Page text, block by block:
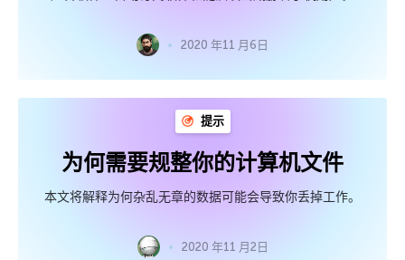
2020 年11 月6日
提示
为何需要规整你的计算机文件
本文将解释为何杂乱无章的数据可能会导致你丢掉工作。
2020 年11 月2日